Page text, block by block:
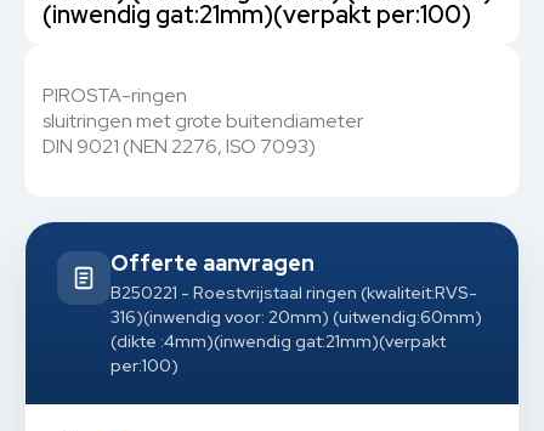
(inwendig gat:21mm)(verpakt per:100)
PIROSTA-ringen
sluitringen met grote buitendiameter
DIN 9021 (NEN 2276, ISO 7093)
Offerte aanvragen
B250221 - Roestvrijstaal ringen (kwaliteit:RVS-
316)(inwendig voor: 20mm) (uitwendig:60mm)
(dikte :4mm)(inwendig gat:21mm)(verpakt
per:100)